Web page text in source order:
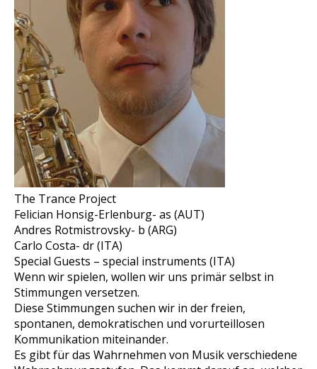
The Trance Project
Felician Honsig-Erlenburg- as (AUT)
Andres Rotmistrovsky- b (ARG)
Carlo Costa- dr (ITA)
Special Guests – special instruments (ITA)
Wenn wir spielen, wollen wir uns primär selbst in
Stimmungen versetzen.
Diese Stimmungen suchen wir in der freien,
spontanen, demokratischen und vorurteillosen
Kommunikation miteinander.
Es gibt für das Wahrnehmen von Musik verschiedene